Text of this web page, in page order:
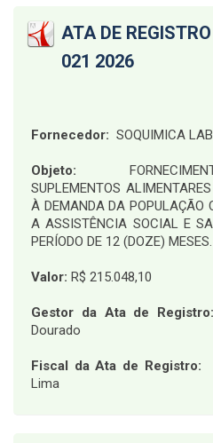
ATA DE
021 2026
Fornecedor: SOQUIMICA
Objeto:
SUPLEMENTOS
À DEMANDA DA POPULAÇÃO
A ASSISTÊNCIA SOCIAL E
PERÍODO DE 12 (DOZE) MESES.
Valor: R$ 215.048,10
Gestor da Ata de Registro:
Dourado
Fiscal da Ata de Registro:
Lima